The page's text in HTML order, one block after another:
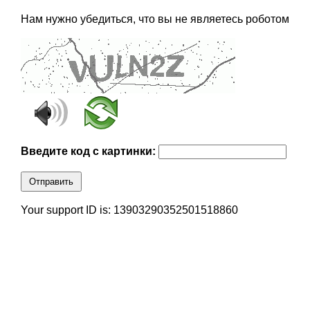
Нам нужно убедиться, что вы не являетесь роботом
Введите код с картинки:
Отправить
Your support ID is: 13903290352501518860